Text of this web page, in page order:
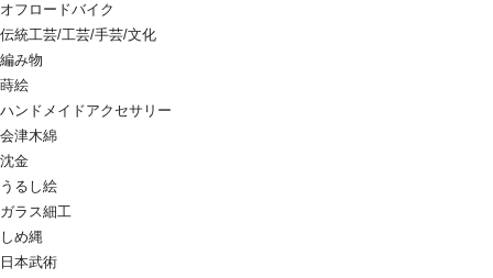
オフロードバイク
伝統工芸/工芸/手芸/文化
編み物
蒔絵
ハンドメイドアクセサリー
会津木綿
沈金
うるし絵
ガラス細工
しめ縄
日本武術